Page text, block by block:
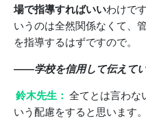
場で指導すればいいわけで
いうのは全然関係なくて、
を指導するはずですので。
――学校を信用して伝えてい
鈴木先生： 全てとは言わな
いう配慮をすると思います。